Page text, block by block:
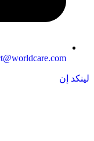
لينكد إن